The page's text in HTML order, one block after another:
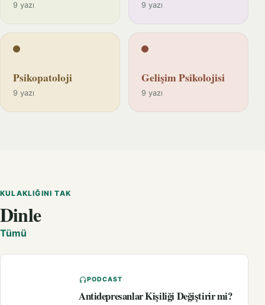
9 yazı 9 yazı
Psikopatoloji
9 yazı
Gelişim Psikolojisi
9 yazı
KULAKLIĞINI TAK
Dinle
Tümü
PODCAST
Antidepresanlar Kişiliği Değiştirir mi?